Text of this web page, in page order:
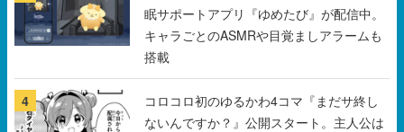
4
コロコロ初のゆるかわ4コマ『まだサ終し
ないんですか？』公開スタート。主人公は
新入社員の侘石ダイヤ、ゲーム会社を舞台
にトラブルへ対応する社員たちを描く